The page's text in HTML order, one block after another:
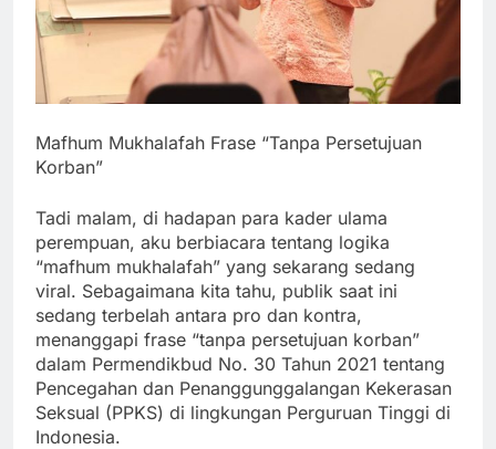
Mafhum Mukhalafah Frase “Tanpa Persetujuan
Korban”
Tadi malam, di hadapan para kader ulama
perempuan, aku berbiacara tentang logika
“mafhum mukhalafah” yang sekarang sedang
viral. Sebagaimana kita tahu, publik saat ini
sedang terbelah antara pro dan kontra,
menanggapi frase “tanpa persetujuan korban”
dalam Permendikbud No. 30 Tahun 2021 tentang
Pencegahan dan Penanggunggalangan Kekerasan
Seksual (PPKS) di lingkungan Perguruan Tinggi di
Indonesia.